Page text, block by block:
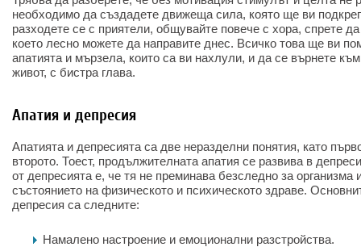
необходимо да създадете движеща сила, която ще ви
разходете се с приятели, общувайте повече с хора, спрете да
което лесно можете да направите днес. Всичко това ще ви
апатията и мързела, които са ви нахлули, и да се върнете
живот, с бистра глава.
Апатия и депресия
Апатията и депресията са две неразделни понятия, като
второто. Тоест, продължителната апатия се развива в
от депресията е, че тя не преминава безследно за организма
състоянието на физическото и психическото здраве.
депресия са следните:
Намалено настроение и емоционални разстройства.